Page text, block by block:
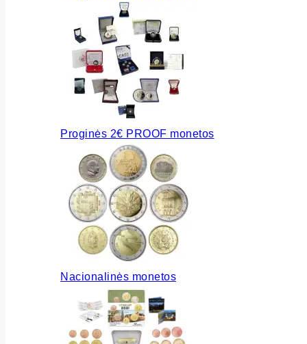
Proginės 2€ PROOF monetos
Nacionalinės monetos